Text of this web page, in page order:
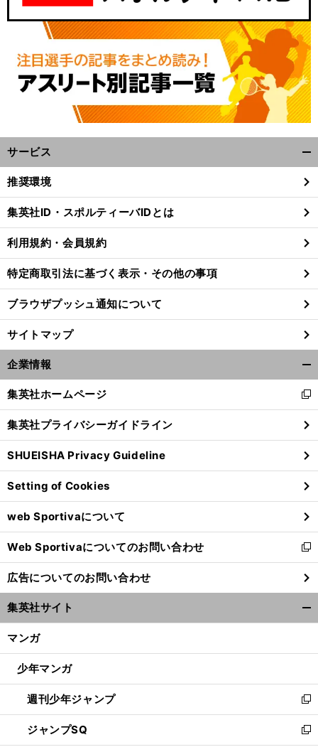
サービス
閉
る
推奨環境
集英社ID・スポルティーバIDとは
利用規約・会員規約
特定商取引法に基づく表示・その他の事項
ブラウザプッシュ通知について
サイトマップ
企業情報
閉
る
集英社ホームページ
新
し
い
ウ
ィ
ン
ド
ウ
で
開
く
集英社プライバシーガイドライン
SHUEISHA Privacy Guideline
Setting of Cookies
web Sportivaについて
Web Sportivaについてのお問い合わせ
新
し
い
ウ
ィ
ン
ウ
開
く
広告についてのお問い合わせ
集英社サイト
マンガ
少年マンガ
週刊少年ジャンプ
新
し
い
ジャンプSQ
新